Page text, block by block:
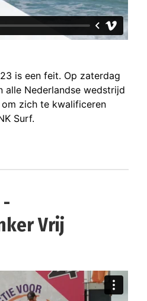
is een feit. Op zaterdag
alle Nederlandse wedstrijd
zich te kwalificeren
Surf.
Vrij